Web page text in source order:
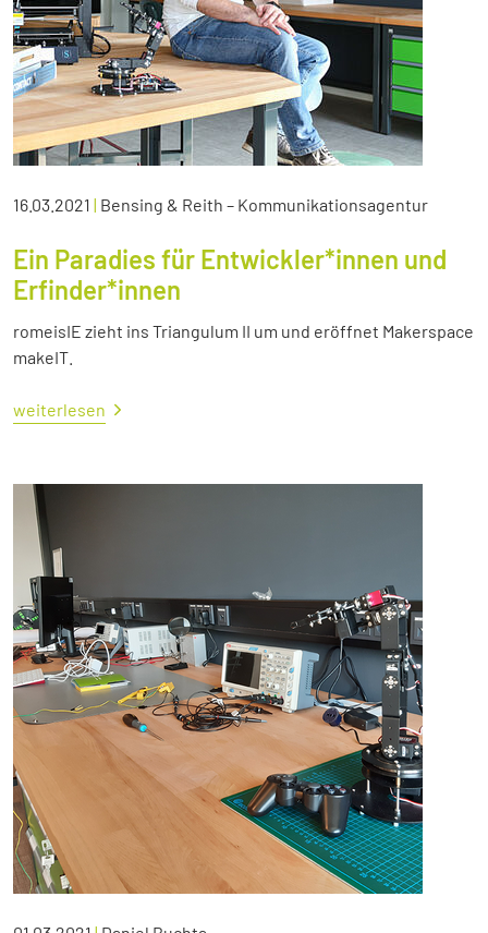
16.03.2021 | Bensing & Reith – Kommunikationsagentur
Ein Paradies für Entwickler*innen und
Erfinder*innen
romeisIE zieht ins Triangulum II um und eröffnet Makerspace
makeIT.
weiterlesen